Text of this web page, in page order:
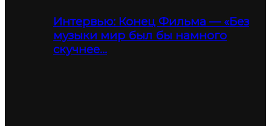
Интервью: Конец Фильма — «Без
музыки мир был бы намного
скучнее…